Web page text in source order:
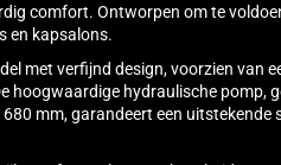
comfort. Ontworpen om te
en kapsalons.
met verfijnd design, voorzien van
hoogwaardige hydraulische pomp,
mm, garandeert een uitstekende